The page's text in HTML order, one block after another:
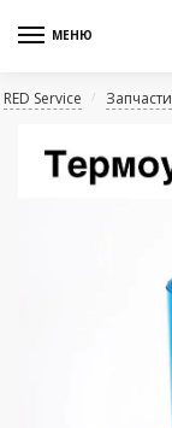
МЕНЮ
RED Service / Запчасти